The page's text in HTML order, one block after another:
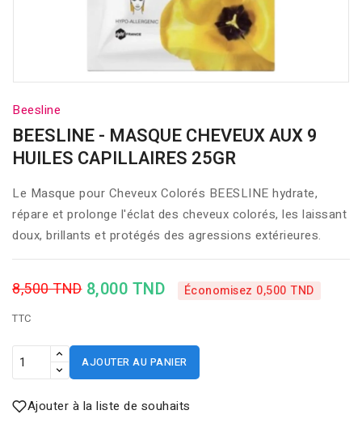
Beesline
BEESLINE - MASQUE CHEVEUX AUX 9
HUILES CAPILLAIRES 25GR
Le Masque pour Cheveux Colorés BEESLINE hydrate,
répare et prolonge l'éclat des cheveux colorés, les laissant
doux, brillants et protégés des agressions extérieures.
8,500 TND 8,000 TND Économisez 0,500 TND
TTC
AJOUTER AU PANIER
Ajouter à la liste de souhaits